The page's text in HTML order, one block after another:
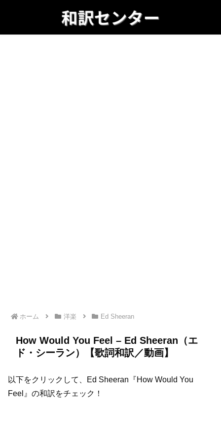
ホーム 洋楽 Ed Sheeran
How Would You Feel – Ed Sheeran（エ
ド・シーラン）【歌詞和訳／動画】
以下をクリックして、Ed Sheeran『How Would You
Feel』の和訳をチェック！